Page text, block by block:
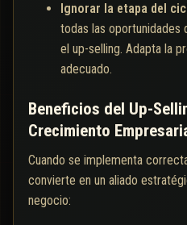
Ignorar la etapa del
todas las oportunidades
el up-selling. Adapta la
adecuado.
Beneficios del Up-
Crecimiento
Cuando se implementa
convierte en un aliado
negocio: